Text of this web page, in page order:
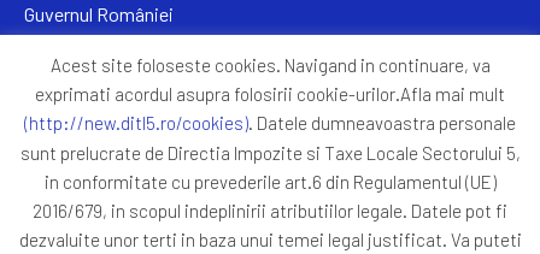
Guvernul României
Primăria Sectorul 5
ANAF
Protocoale
GDPR
Acest site foloseste cookies. Navigand in continuare, va
exprimati acordul asupra folosirii cookie-urilor.Afla mai mult
(http://new.ditl5.ro/cookies). Datele dumneavoastra personale
sunt prelucrate de Directia Impozite si Taxe Locale Sectorului 5,
in conformitate cu prevederile art.6 din Regulamentul (UE)
2016/679, in scopul indeplinirii atributiilor legale. Datele pot fi
dezvaluite unor terti in baza unui temei legal justificat. Va puteti